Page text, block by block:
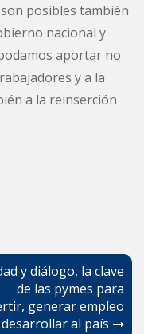
posibles también
nacional y
aportar no
y a la
a la reinserción
y diálogo, la clave
de las pymes para
generar empleo
al país